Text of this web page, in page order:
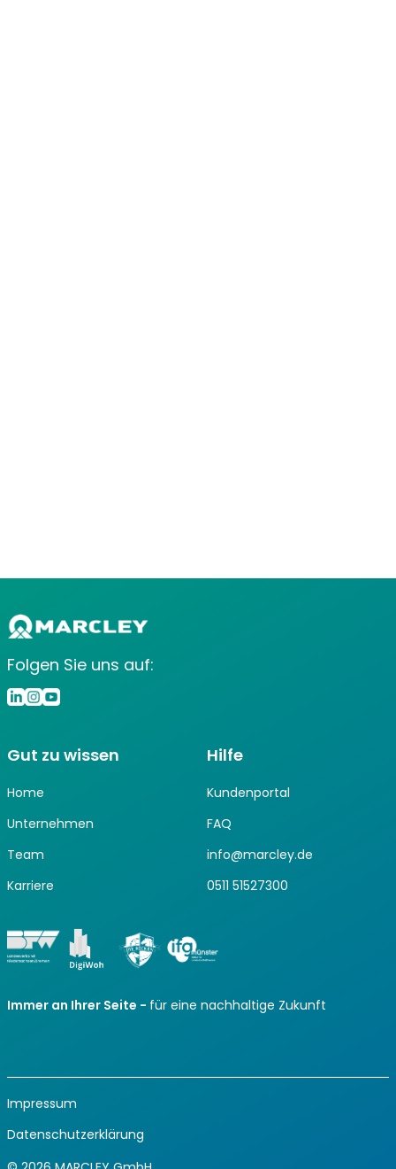
Folgen Sie uns auf:
Gut zu wissen
Home
Unternehmen
Team
Karriere
Hilfe
Kundenportal
FAQ
info@marcley.de
0511 51527300
Immer an Ihrer Seite - für eine nachhaltige Zukunft
Impressum
Datenschutzerklärung